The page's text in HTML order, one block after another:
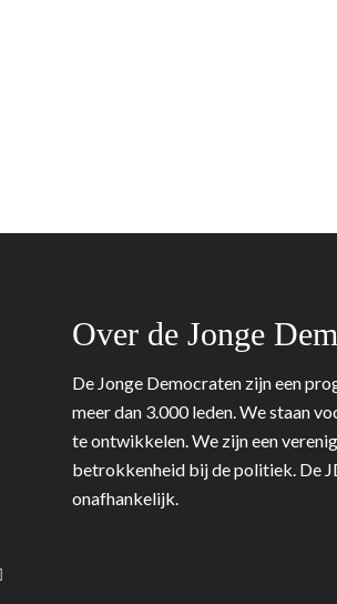
Over de Jonge
De Jonge Democraten zijn een
meer dan 3.000 leden. We staan
te ontwikkelen. We zijn een
betrokkenheid bij de politiek. De
onafhankelijk.